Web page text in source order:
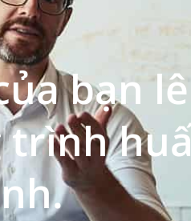
bạn